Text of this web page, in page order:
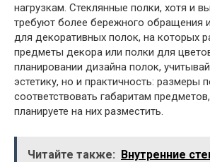
нагрузкам. Стеклянные полки, хотя и
требуют более бережного обращения
для декоративных полок, на которых
предметы декора или полки для
планировании дизайна полок,
эстетику, но и практичность: размеры
соответствовать габаритам
планируете на них разместить.
Читайте также: Внутренние